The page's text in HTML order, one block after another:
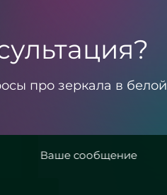
про зеркала в белой